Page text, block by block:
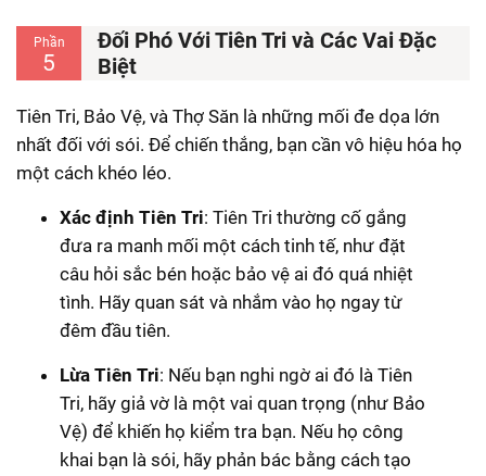
Phần
5
Đối Phó Với Tiên Tri và Các Vai Đặc
Biệt
Tiên Tri, Bảo Vệ, và Thợ Săn là những mối đe dọa lớn
nhất đối với sói. Để chiến thắng, bạn cần vô hiệu hóa họ
một cách khéo léo.
Xác định Tiên Tri: Tiên Tri thường cố gắng
đưa ra manh mối một cách tinh tế, như đặt
câu hỏi sắc bén hoặc bảo vệ ai đó quá nhiệt
tình. Hãy quan sát và nhắm vào họ ngay từ
đêm đầu tiên.
Lừa Tiên Tri: Nếu bạn nghi ngờ ai đó là Tiên
Tri, hãy giả vờ là một vai quan trọng (như Bảo
Vệ) để khiến họ kiểm tra bạn. Nếu họ công
khai bạn là sói, hãy phản bác bằng cách tạo